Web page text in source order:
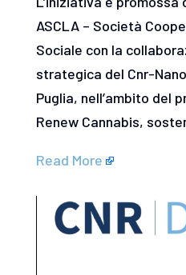
ASCLA – Società
Sociale con la
strategica del Cnr-
Puglia, nell’ambito del
Renew Cannabis,
Read More